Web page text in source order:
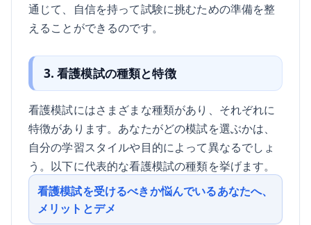
通じて、自信を持って試験に挑むための準備を整
えることができるのです。
3. 看護模試の種類と特徴
看護模試にはさまざまな種類があり、それぞれに
特徴があります。あなたがどの模試を選ぶかは、
自分の学習スタイルや目的によって異なるでしょ
う。以下に代表的な看護模試の種類を挙げます。
看護模試を受けるべきか悩んでいるあなたへ、
メリットとデメ